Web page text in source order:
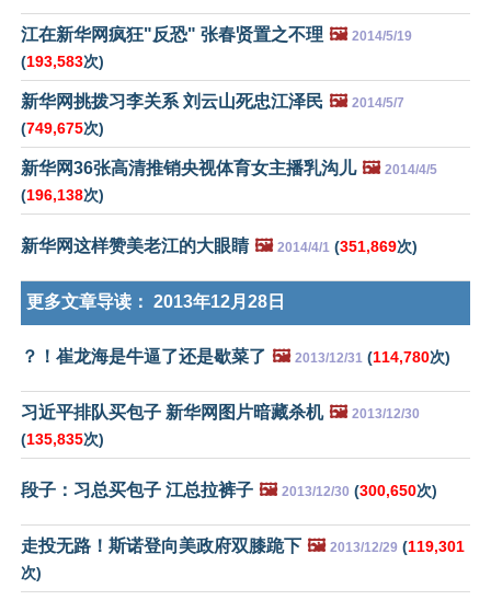
江在新华网疯狂"反恐" 张春贤置之不理 🖼️ 2014/5/19
(193,583次)
新华网挑拨习李关系 刘云山死忠江泽民 🖼️ 2014/5/7
(749,675次)
新华网36张高清推销央视体育女主播乳沟儿 🖼️ 2014/4/5
(196,138次)
新华网这样赞美老江的大眼睛 🖼️ 2014/4/1 (351,869次)
更多文章导读： 2013年12月28日
？！崔龙海是牛逼了还是歇菜了 🖼️ 2013/12/31 (114,780次)
习近平排队买包子 新华网图片暗藏杀机 🖼️ 2013/12/30
(135,835次)
段子：习总买包子 江总拉裤子 🖼️ 2013/12/30 (300,650次)
走投无路！斯诺登向美政府双膝跪下 🖼️ 2013/12/29 (119,301
次)